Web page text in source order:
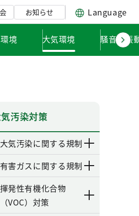
お知らせ Language
境 大気環境 騒音・振
汚染対策
大気汚染に関する規制
有害ガスに関する規制
揮発性有機化合物
（VOC）対策